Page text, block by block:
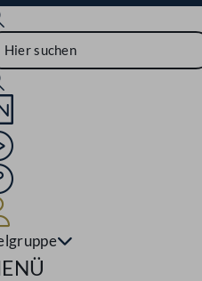
English
Hilfe
öffnen